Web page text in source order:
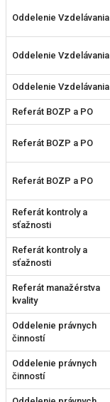
Oddelenie Vzdelávania
Oddelenie Vzdelávania
Oddelenie Vzdelávania
Referát BOZP a PO
Referát BOZP a PO
Referát BOZP a PO
Referát kontroly a
sťažnosti
Referát kontroly a
sťažnosti
Referát manažérstva
kvality
Oddelenie právnych
činností
Oddelenie právnych
činností